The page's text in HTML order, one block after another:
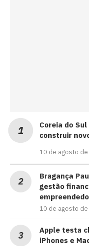
Coreia do
construir
10 de agosto
Bragança
gestão
10 de agosto
Apple testa
iPhones e